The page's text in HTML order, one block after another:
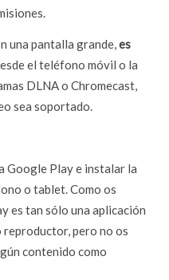
una pantalla grande,es
el teléfono móvil o la
DLNA o Chromecast,
sea soportado.
Google Play e instalar la
o tablet. Como os
es tan sólo una aplicación
reproductor, pero no os
contenido como